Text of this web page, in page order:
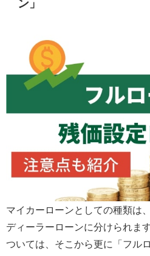
ン」
マイカーローンとしての種類は
ディーラーローンに分けられま
ついては、そこから更に「フル